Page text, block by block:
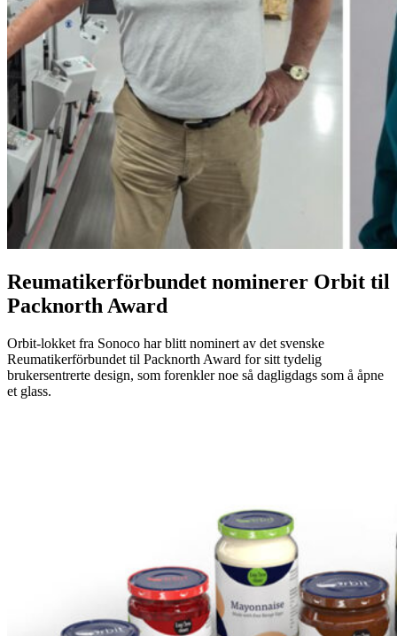
Reumatikerförbundet nominerer Orbit til
Packnorth Award
Orbit-lokket fra Sonoco har blitt nominert av det svenske
Reumatikerförbundet til Packnorth Award for sitt tydelig
brukersentrerte design, som forenkler noe så dagligdags som å åpne
et glass.